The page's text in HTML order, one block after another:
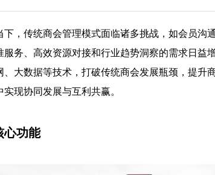
，传统商会管理模式面临诸多挑战，如会员沟
务、高效资源对接和行业趋势洞察的需求日益
大数据等技术，打破传统商会发展瓶颈，提升
现协同发展与互利共赢。
心功能